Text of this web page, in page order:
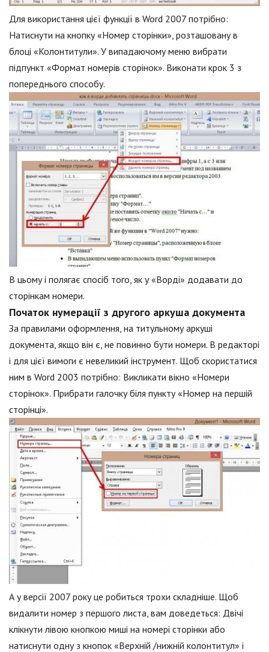
Для використання цієї функції в Word 2007 потрібно:
Натиснути на кнопку «Номер сторінки», розташовану в
блоці «Колонтитули». У випадаючому меню вибрати
підпункт «Формат номерів сторінок». Виконати крок 3 з
попереднього способу.
В цьому і полягає спосіб того, як у «Ворді» додавати до
сторінкам номери.
Початок нумерації з другого аркуша документа
За правилами оформлення, на титульному аркуші
документа, якщо він є, не повинно бути номери. В редакторі
і для цієї вимоги є невеликий інструмент. Щоб скористатися
ним в Word 2003 потрібно: Викликати вікно «Номери
сторінок». Прибрати галочку біля пункту «Номер на першій
сторінці».
А у версії 2007 року це робиться трохи складніше. Щоб
видалити номер з першого листа, вам доведеться: Двічі
клікнути лівою кнопкою миші на номері сторінки або
натиснути одну з кнопок «Верхній /нижній колонтитул» і